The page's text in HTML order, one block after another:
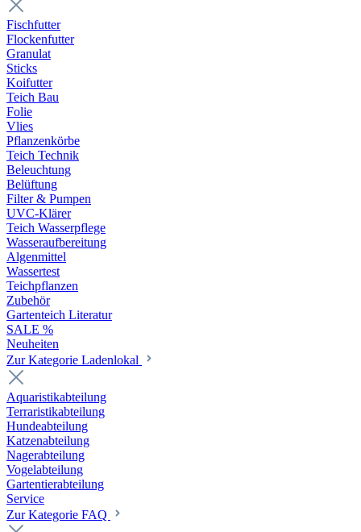
Fischfutter
Flockenfutter
Granulat
Sticks
Koifutter
Teich Bau
Folie
Vlies
Pflanzenkörbe
Teich Technik
Beleuchtung
Belüftung
Filter & Pumpen
UVC-Klärer
Teich Wasserpflege
Wasseraufbereitung
Algenmittel
Wassertest
Teichpflanzen
Zubehör
Gartenteich Literatur
SALE %
Neuheiten
Zur Kategorie Ladenlokal
Aquaristikabteilung
Terraristikabteilung
Hundeabteilung
Katzenabteilung
Nagerabteilung
Vogelabteilung
Gartentierabteilung
Service
Zur Kategorie FAQ